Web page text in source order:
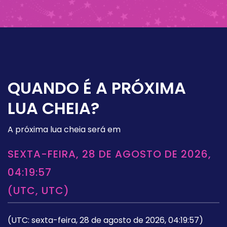
QUANDO É A PRÓXIMA
LUA CHEIA?
A próxima lua cheia será em
SEXTA-FEIRA, 28 DE AGOSTO DE 2026,
04:19:57
(UTC, UTC)
(UTC: sexta-feira, 28 de agosto de 2026, 04:19:57)